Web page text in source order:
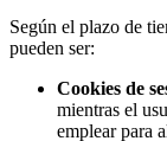
Según el plazo de
pueden ser:
Cookies de
mientras el
emplear para